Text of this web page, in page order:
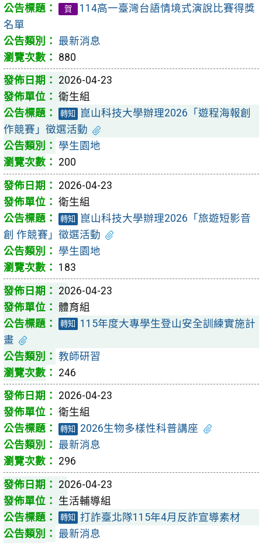
賀
114高一臺灣台語情境式演說比賽得獎
名單
最新消息
880
2026-04-23
衛生組
轉知
崑山科技大學辦理2026「遊程海報創
作競賽」徵選活動
學生園地
200
2026-04-23
衛生組
轉知
崑山科技大學辦理2026「旅遊短影音
創 作競賽」徵選活動
學生園地
183
2026-04-23
體育組
轉知
115年度大專學生登山安全訓練實施計
畫
教師研習
246
2026-04-23
衛生組
轉知
2026生物多樣性科普講座
最新消息
296
2026-04-23
生活輔導組
轉知
打詐臺北隊115年4月反詐宣導素材
最新消息